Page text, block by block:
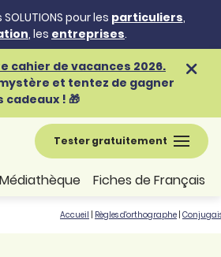
pour les particuliers,
, les entreprises.
cahier de vacances 2026.
et tentez de gagner
cadeaux ! 🎁
Tester gratuitement
Médiathèque Fiches de Français
Accueil Règles d'orthographe